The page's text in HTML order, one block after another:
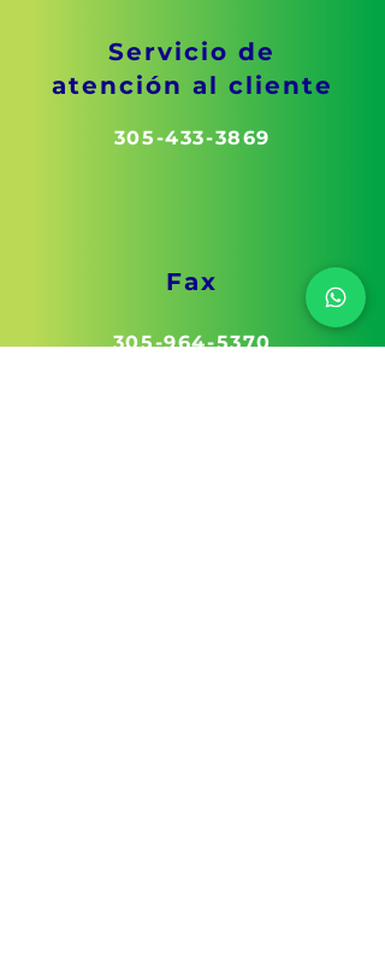
Servicio de
atención al cliente
305-433-3869
Fax
305-964-5370